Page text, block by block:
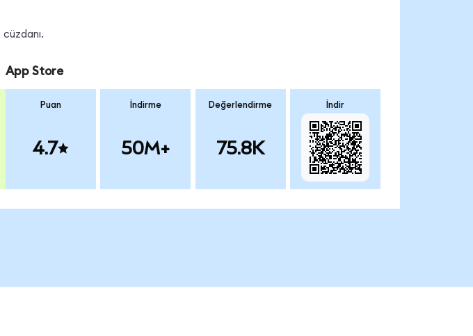
App Store
Puan
4.7
İndirme
50M+
Değerlendirme
75.8K
İndir